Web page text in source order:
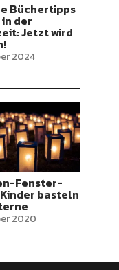
Büchertipps
der
Jetzt wird
2024
Fenster-
basteln
2020